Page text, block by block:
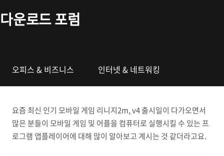
다운로드 포럼
오피스 & 비즈니스 인터넷 & 네트워킹
요즘 최신 인기 모바일 게임 리니지2m, v4 출시일이 다가오면서
많은 분들이 모바일 게임 및 어플을 컴퓨터로 실행시킬 수 있는 프
로그램 앱플레이어에 대해 많이 알아보고 계시는 것 같더라고요.